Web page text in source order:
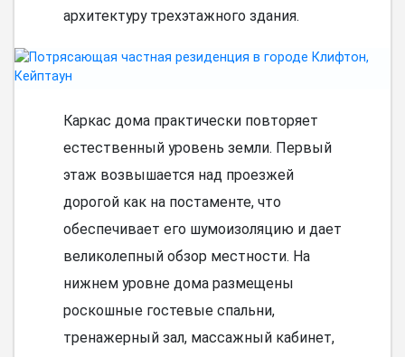
архитектуру трехэтажного здания.
Каркас дома практически повторяет
естественный уровень земли. Первый
этаж возвышается над проезжей
дорогой как на постаменте, что
обеспечивает его шумоизоляцию и дает
великолепный обзор местности. На
нижнем уровне дома размещены
роскошные гостевые спальни,
тренажерный зал, массажный кабинет,